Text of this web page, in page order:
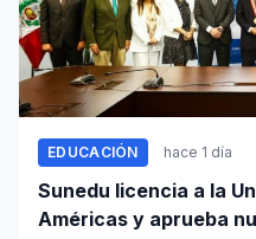
EDUCACIÓN hace 1 día
Sunedu licencia a la
Américas y aprueba